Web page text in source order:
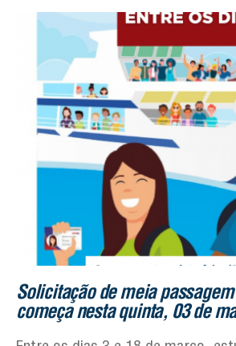
Solicitação de meia
começa nesta quinta, 03 de